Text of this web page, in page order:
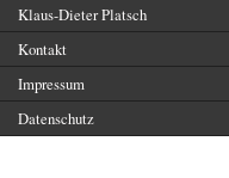
Klaus-Dieter Platsch
Kontakt
Impressum
Datenschutz